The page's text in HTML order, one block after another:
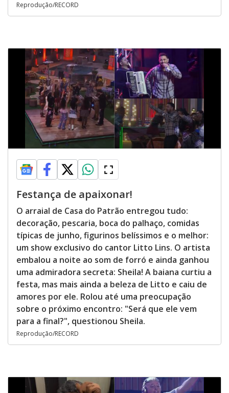
Reprodução/RECORD
Festança de apaixonar!
O arraial de Casa do Patrão entregou tudo:
decoração, pescaria, boca do palhaço, comidas
típicas de junho, figurinos belíssimos e o melhor:
um show exclusivo do cantor Litto Lins. O artista
embalou a noite ao som de forró e ainda ganhou
uma admiradora secreta: Sheila! A baiana curtiu a
festa, mas mais ainda a beleza de Litto e caiu de
amores por ele. Rolou até uma preocupação
sobre o próximo encontro: "Será que ele vem
para a final?", questionou Sheila.
Reprodução/RECORD